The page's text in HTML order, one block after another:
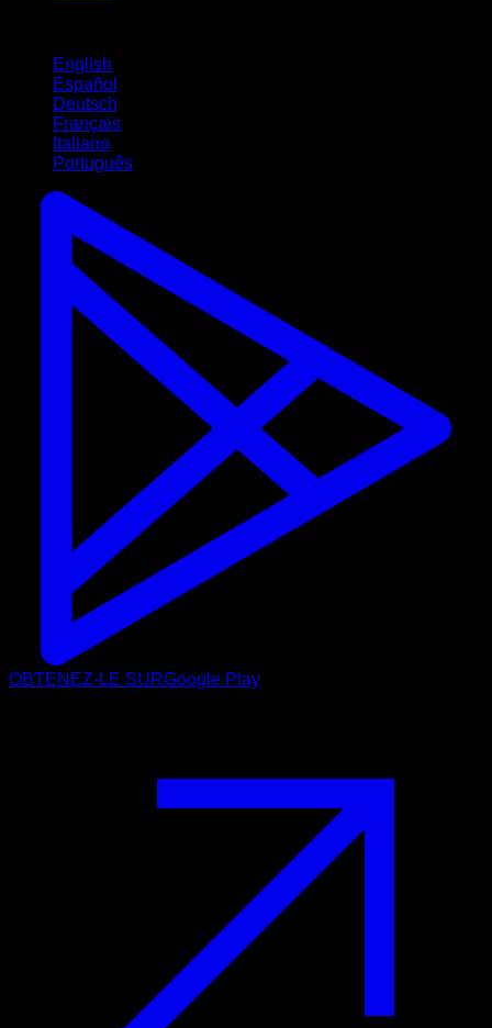
English
Español
Deutsch
Français
Italiano
Português
OBTENEZ-LE SURGoogle Play